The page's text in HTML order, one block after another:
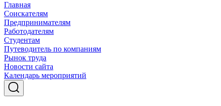
Главная
Соискателям
Предпринимателям
Работодателям
Студентам
Путеводитель по компаниям
Рынок труда
Новости сайта
Календарь мероприятий